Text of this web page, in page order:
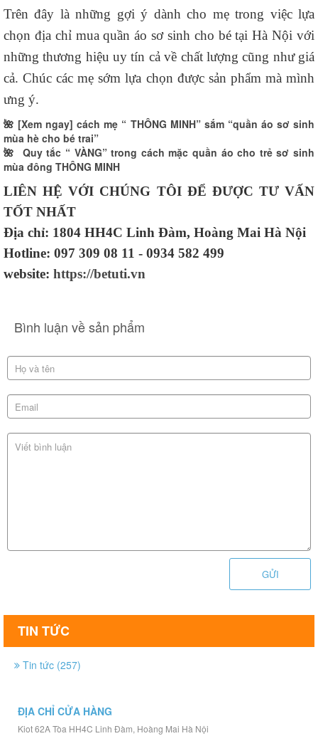
Trên đây là những gợi ý dành cho mẹ trong việc lựa
chọn địa chỉ mua quần áo sơ sinh cho bé tại Hà Nội với
những thương hiệu uy tín cả về chất lượng cũng như giá
cả. Chúc các mẹ sớm lựa chọn được sản phẩm mà mình
ưng ý.
🌺 [Xem ngay] cách mẹ “ THÔNG MINH” sắm “quần áo sơ sinh
mùa hè cho bé trai”
🌺
Quy tắc “ VÀNG” trong cách mặc quần áo cho trẻ sơ sinh
mùa đông THÔNG MINH
LIÊN HỆ VỚI CHÚNG TÔI ĐỂ ĐƯỢC TƯ VẤN
TỐT NHẤT
Địa chỉ: 1804 HH4C Linh Đàm, Hoàng Mai Hà Nội
Hotline: 097 309 08 11 - 0934 582 499
website: https://betuti.vn
Bình luận về sản phẩm
GỬI
TIN TỨC
Tin tức (257)
ĐỊA CHỈ CỬA HÀNG
Kiot 62A Tòa HH4C Linh Đàm, Hoàng Mai Hà Nội